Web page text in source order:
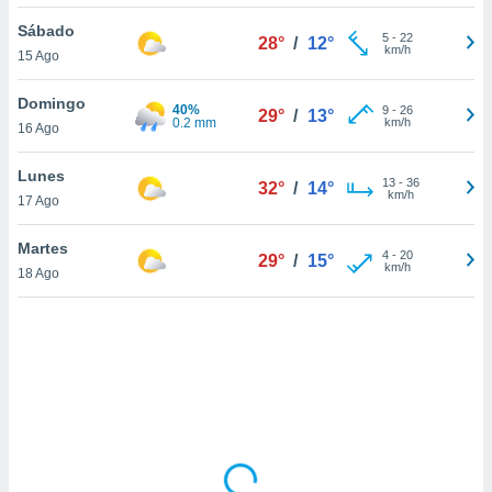
de
sitio
de que
sean
para
ni para
Sábado
15 Ago
28° / 12° 5- 22
km/h
Domingo
16 Ago
40%
0.2 mm
29° / 13° 9- 26
km/h
Lunes
17 Ago
32° / 14° 13- 36
km/h
Martes
18 Ago
29° / 15° 4- 20
km/h